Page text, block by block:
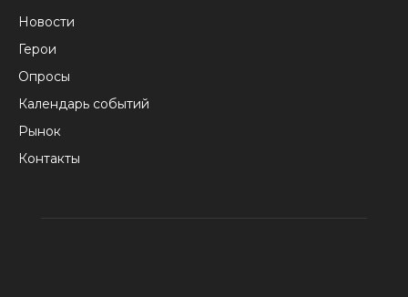
Новости
Герои
Опросы
Календарь событий
Рынок
Контакты